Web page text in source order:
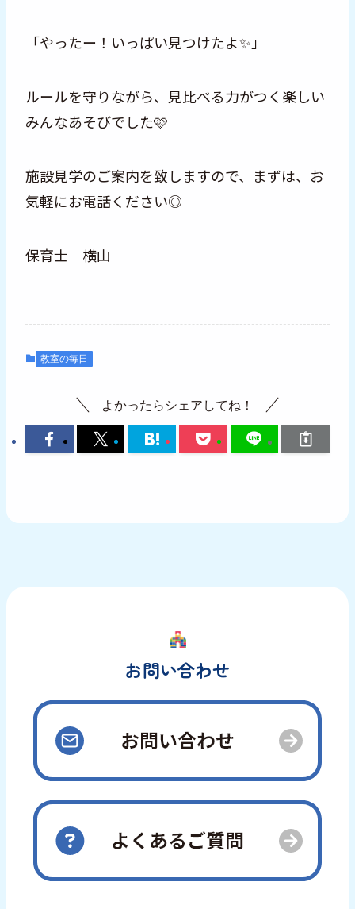
「やったー！いっぱい見つけたよ✨」
ルールを守りながら、見比べる力がつく楽しい
みんなあそびでした🩷
施設見学のご案内を致しますので、まずは、お
気軽にお電話ください◎
保育士 横山
教室の毎日
よかったらシェアしてね！
お問い合わせ